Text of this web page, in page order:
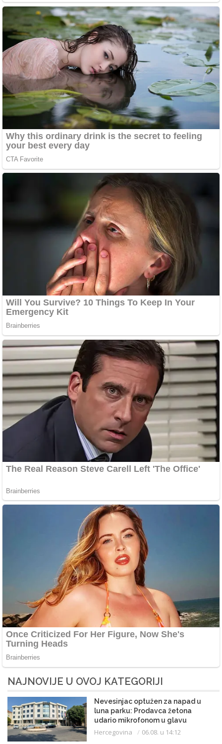
NAJNOVIJE U OVOJ KATEGORIJI
Nevesinjac optužen za napad u
luna parku: Prodavca žetona
udario mikrofonom u glavu
Hercegovina 06.08. u 14:12